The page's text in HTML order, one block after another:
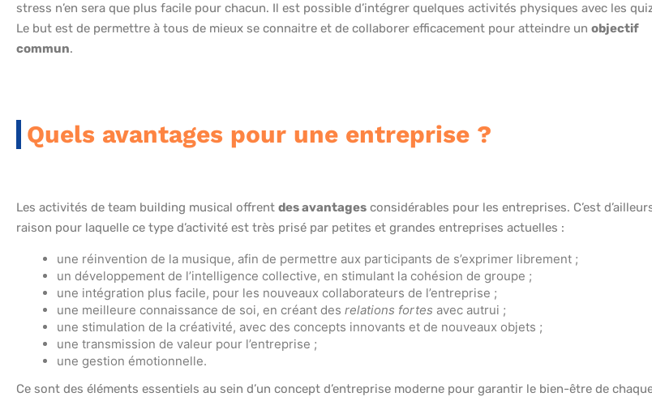
stress n’en sera que plus facile pour chacun. Il est possible d’intégrer quelques activités physiques avec les
Le but est de permettre à tous de mieux se connaitre et de collaborer efficacement pour atteindre un objectif
commun.
Quels avantages pour une entreprise ?
Les activités de team building musical offrent des avantages considérables pour les entreprises. C’est
raison pour laquelle ce type d’activité est très prisé par petites et grandes entreprises actuelles :
une réinvention de la musique, afin de permettre aux participants de s’exprimer librement ;
un développement de l’intelligence collective, en stimulant la cohésion de groupe ;
une intégration plus facile, pour les nouveaux collaborateurs de l’entreprise ;
une meilleure connaissance de soi, en créant des relations fortes avec autrui ;
une stimulation de la créativité, avec des concepts innovants et de nouveaux objets ;
une transmission de valeur pour l’entreprise ;
une gestion émotionnelle.
Ce sont des éléments essentiels au sein d’un concept d’entreprise moderne pour garantir le bien-être de